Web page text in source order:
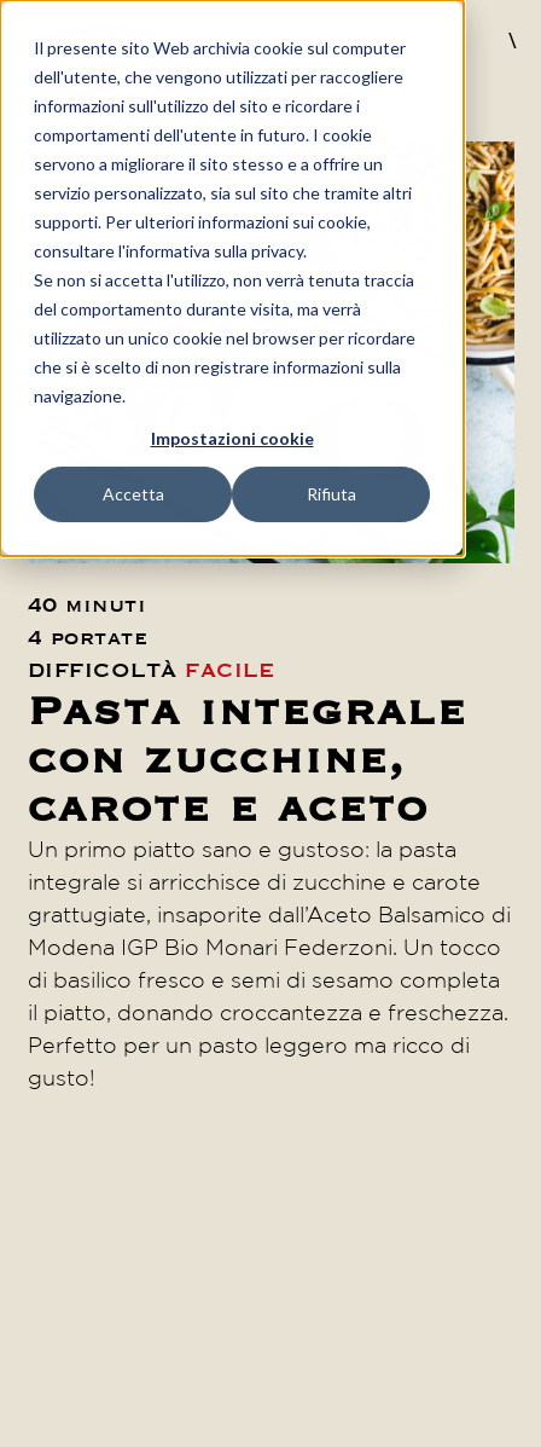
Il presente sito Web archivia cookie sul computer
dell'utente, che vengono utilizzati per raccogliere
informazioni sull'utilizzo del sito e ricordare i
comportamenti dell'utente in futuro. I cookie
servono a migliorare il sito stesso e a offrire un
servizio personalizzato, sia sul sito che tramite altri
supporti. Per ulteriori informazioni sui cookie,
consultare l'informativa sulla privacy.
Se non si accetta l'utilizzo, non verrà tenuta traccia
del comportamento durante visita, ma verrà
utilizzato un unico cookie nel browser per ricordare
che si è scelto di non registrare informazioni sulla
navigazione.
Impostazioni cookie
Accetta Rifiuta
MENU
\
40 minuti
4 portate
DIFFICOLTÀ FACILE
Pasta integrale
con zucchine,
carote e aceto
Un primo piatto sano e gustoso: la pasta
integrale si arricchisce di zucchine e carote
grattugiate, insaporite dall’Aceto Balsamico di
Modena IGP Bio Monari Federzoni. Un tocco
di basilico fresco e semi di sesamo completa
il piatto, donando croccantezza e freschezza.
Perfetto per un pasto leggero ma ricco di
gusto!